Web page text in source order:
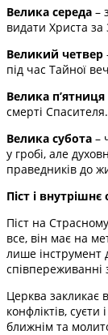
Велика середа –
видати Христа за
Великий четвер
під час Тайної
Велика п’ятниця
смерті
Велика субота –
у гробі, але
праведників до
Піст і
Піст на
все, він має на
лише інструмент
співпереживанні
Церква закликає
конфліктів,
ближнім та